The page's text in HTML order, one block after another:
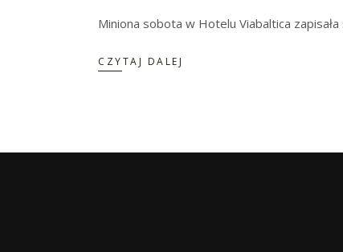
Miniona sobota w Hotelu Viabaltica
CZYTAJ DALEJ